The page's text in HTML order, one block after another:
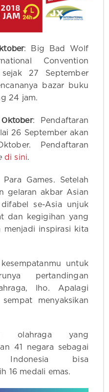
: Big Bad Wolf
Convention
27 September
bazar buku
24 jam.
: Pendaftaran
26 September akan
Pendaftaran
di sini.
Games. Setelah
gelaran akbar Asian
se-Asia unjuk
dan kegigihan yang
menjadi inspirasi kita
untuk
pertandingan
lho. Apalagi
menyaksikan
olahraga yang
41 negara sebagai
Indonesia bisa
16 medali emas.